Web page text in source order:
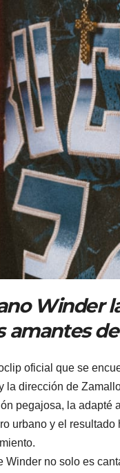
Winder
amantes
oficial que se
la dirección de
pegajosa, la
urbano y el resultado
Winder no solo es